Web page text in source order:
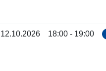
12.10.2026 18:00 - 19:00